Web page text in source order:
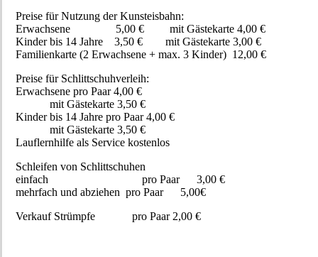
Preise für Nutzung der Kunsteisbahn:
Erwachsene 5,00 € mit Gästekarte 4,00 €
Kinder bis 14 Jahre 3,50 € mit Gästekarte 3,00 €
Familienkarte (2 Erwachsene + max. 3 Kinder) 12,00 €
Preise für Schlittschuhverleih:
Erwachsene pro Paar 4,00 €
mit Gästekarte 3,50 €
Kinder bis 14 Jahre pro Paar 4,00 €
mit Gästekarte 3,50 €
Lauflernhilfe als Service kostenlos
Schleifen von Schlittschuhen
einfach pro Paar 3,00 €
mehrfach und abziehen pro Paar 5,00€
Verkauf Strümpfe pro Paar 2,00 €